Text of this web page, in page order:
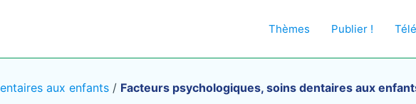
Thèmes Publier !
aux enfants / Facteurs psychologiques, soins dentaires aux